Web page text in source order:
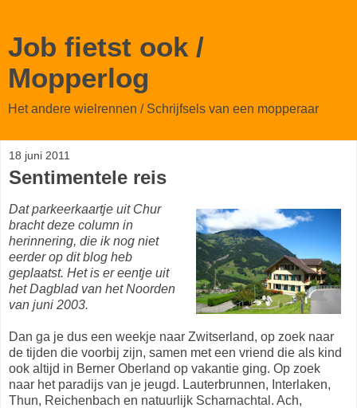
Job fietst ook /
Mopperlog
Het andere wielrennen / Schrijfsels van een mopperaar
18 juni 2011
Sentimentele reis
Dat parkeerkaartje uit Chur
bracht deze column in
herinnering, die ik nog niet
eerder op dit blog heb
geplaatst. Het is er eentje uit
het Dagblad van het Noorden
van juni 2003.
Dan ga je dus een weekje naar Zwitserland, op zoek naar
de tijden die voorbij zijn, samen met een vriend die als kind
ook altijd in Berner Oberland op vakantie ging. Op zoek
naar het paradijs van je jeugd. Lauterbrunnen, Interlaken,
Thun, Reichenbach en natuurlijk Scharnachtal. Ach,